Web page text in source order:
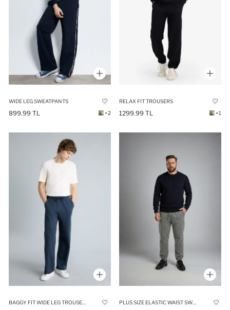
WIDE LEG SWEATPANTS
899.99 TL +2
RELAX FIT TROUSERS
1299.99 TL +1